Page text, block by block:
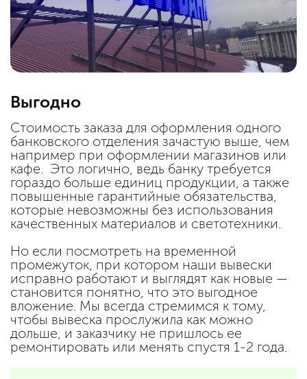
Выгодно
Стоимость заказа для оформления одного
банковского отделения зачастую выше, чем
например при оформлении магазинов или
кафе. Это логично, ведь банку требуется
гораздо больше единиц продукции, а также
повышенные гарантийные обязательства,
которые невозможны без использования
качественных материалов и светотехники.
Но если посмотреть на временной
промежуток, при котором наши вывески
исправно работают и выглядят как новые —
становится понятно, что это выгодное
вложение. Мы всегда стремимся к тому,
чтобы вывеска прослужила как можно
дольше, и заказчику не пришлось ее
ремонтировать или менять спустя 1-2 года.